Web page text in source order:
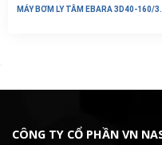
MÁY BƠM LY TÂM EBARA 3D40-160/
CÔNG TY CỔ PHẦN VN